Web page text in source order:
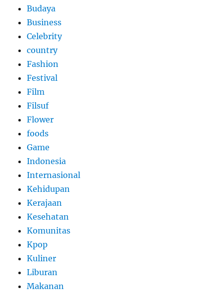
Budaya
Business
Celebrity
country
Fashion
Festival
Film
Filsuf
Flower
foods
Game
Indonesia
Internasional
Kehidupan
Kerajaan
Kesehatan
Komunitas
Kpop
Kuliner
Liburan
Makanan